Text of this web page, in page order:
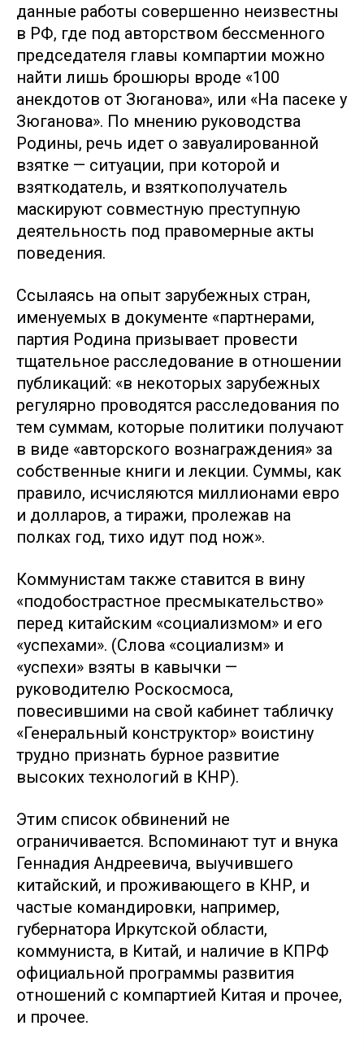
данные работы совершенно неизвестны
в РФ, где под авторством бессменного
председателя главы компартии можно
найти лишь брошюры вроде «100
анекдотов от Зюганова», или «На пасеке у
Зюганова». По мнению руководства
Родины, речь идет о завуалированной
взятке — ситуации, при которой и
взяткодатель, и взяткополучатель
маскируют совместную преступную
деятельность под правомерные акты
поведения.
Ссылаясь на опыт зарубежных стран,
именуемых в документе «партнерами,
партия Родина призывает провести
тщательное расследование в отношении
публикаций: «в некоторых зарубежных
регулярно проводятся расследования по
тем суммам, которые политики получают
в виде «авторского вознаграждения» за
собственные книги и лекции. Суммы, как
правило, исчисляются миллионами евро
и долларов, а тиражи, пролежав на
полках год, тихо идут под нож».
Коммунистам также ставится в вину
«подобострастное пресмыкательство»
перед китайским «социализмом» и его
«успехами». (Слова «социализм» и
«успехи» взяты в кавычки —
руководителю Роскосмоса,
повесившими на свой кабинет табличку
«Генеральный конструктор» воистину
трудно признать бурное развитие
высоких технологий в КНР).
Этим список обвинений не
ограничивается. Вспоминают тут и внука
Геннадия Андреевича, выучившего
китайский, и проживающего в КНР, и
частые командировки, например,
губернатора Иркутской области,
коммуниста, в Китай, и наличие в КПРФ
официальной программы развития
отношений с компартией Китая и прочее,
и прочее.